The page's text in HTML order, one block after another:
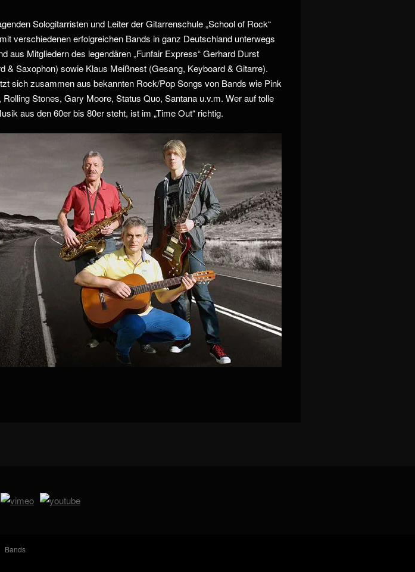
Sologitarristen und Leiter der Gitarrenschule „School of Rock“
verschiedenen erfolgreichen Bands in ganz Deutschland unterwegs
aus Mitgliedern des legendären „Funfair Express“ Gerhard Durst
& Saxophon) sowie Klaus Meißnest (Gesang, Keyboard & Gitarre).
sich zusammen aus bekannten Rock/Pop Songs von Bands wie Pink
Rolling Stones, Gary Moore, Status Quo, Santana u.v.m. Wer auf tolle
aus den 60er bis 80er steht, ist im „Time Out“ richtig.
Bands